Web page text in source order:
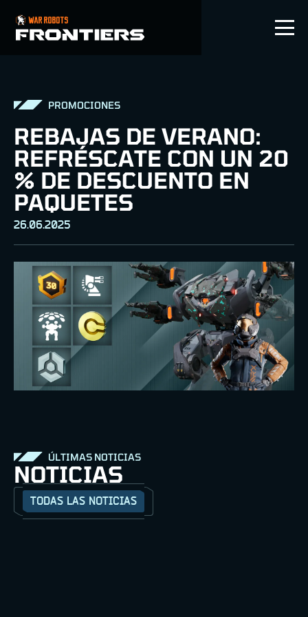
ES
PROMOCIONES
REBAJAS DE VERANO:
REFRÉSCATE CON UN 20
% DE DESCUENTO EN
PAQUETES
26.06.2025
ÚLTIMAS NOTICIAS
NOTICIAS
TODAS LAS NOTICIAS